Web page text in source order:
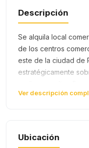
Descripción
Se alquila local
de los centros
este de la ciudad de
estratégicamente
convirtiéndolo en el
Ver descripción
Ubicación